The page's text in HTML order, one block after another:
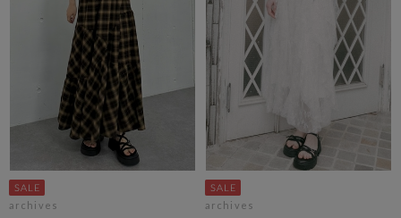
archives archives